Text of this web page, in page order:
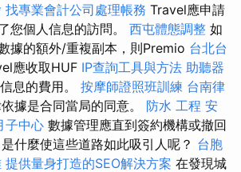
找專業會計公司處理帳務 Travel應申請
您個人信息的訪問。 西屯體態調整 如
據的額外/重複副本，則Premio 台北台
應收取HUF IP查詢工具與方法 助聽器
息的費用。 按摩師證照班訓練 台南律
據是合同當局的同意。 防水 工程 安
子中心 數據管理應直到簽約機構或撤回
什麼使這些道路如此吸引人呢？ 台胞
提供量身打造的SEO解決方案 在發現城